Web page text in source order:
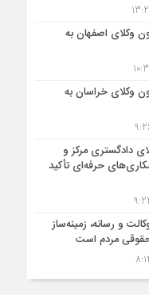
وکلای اصفهان به
وکلای خراسان به
دادگستری مرکز و
حرفه‌ای تأکید
و رسانه، زمینه‌ساز
مردم است